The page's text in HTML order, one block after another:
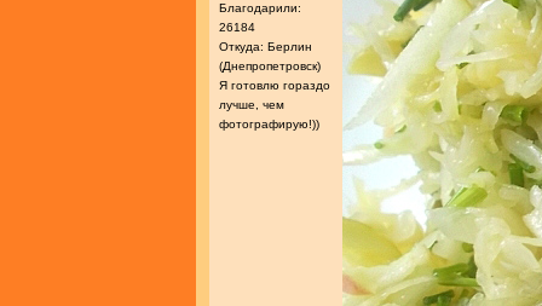
Благодарили:
26184
Откуда: Берлин
(Днепропетровск)
Я готовлю гораздо
лучше, чем
фотографирую!))